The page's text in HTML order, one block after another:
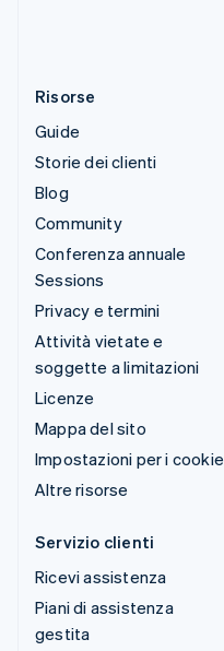
Risorse
Guide
Storie dei clienti
Blog
Community
Conferenza annuale
Sessions
Privacy e termini
Attività vietate e
soggette a limitazioni
Licenze
Mappa del sito
Impostazioni per i cookie
Altre risorse
Servizio clienti
Ricevi assistenza
Piani di assistenza
gestita